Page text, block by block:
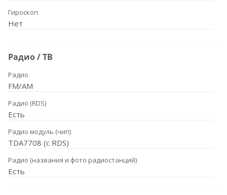
Гироскоп
Нет
Радио / ТВ
Радио
FM/AM
Радио (RDS)
Есть
Радио модуль (чип)
TDA7708 (с RDS)
Радио (названия и фото радиостанций)
Есть